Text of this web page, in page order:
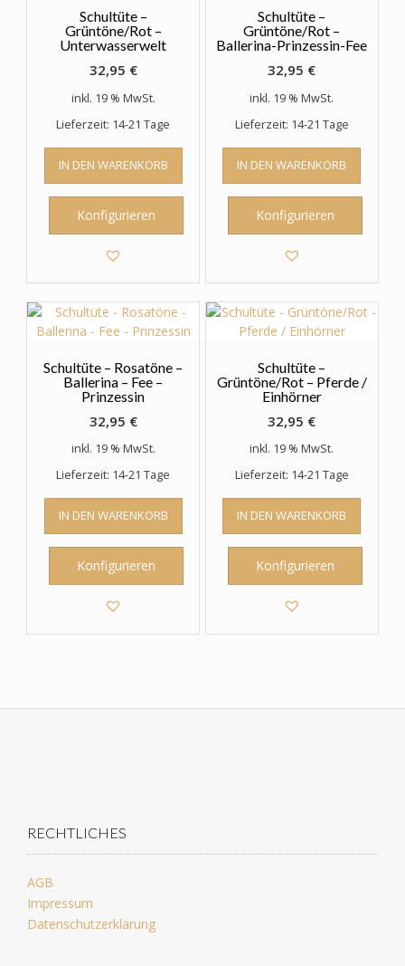
Schultüte –
Grüntöne/Rot –
Unterwasserwelt
32,95 €
inkl. 19 % MwSt.
Lieferzeit: 14-21 Tage
IN DEN WARENKORB
Konfigurieren
Schultüte –
Grüntöne/Rot –
Ballerina-Prinzessin-Fee
32,95 €
inkl. 19 % MwSt.
Lieferzeit: 14-21 Tage
IN DEN WARENKORB
Konfigurieren
Schultüte – Rosatöne –
Ballerina – Fee –
Prinzessin
32,95 €
inkl. 19 % MwSt.
Lieferzeit: 14-21 Tage
IN DEN WARENKORB
Konfigurieren
Schultüte –
Grüntöne/Rot – Pferde /
Einhörner
32,95 €
inkl. 19 % MwSt.
Lieferzeit: 14-21 Tage
IN DEN WARENKORB
Konfigurieren
RECHTLICHES
AGB
Impressum
Datenschutzerklärung